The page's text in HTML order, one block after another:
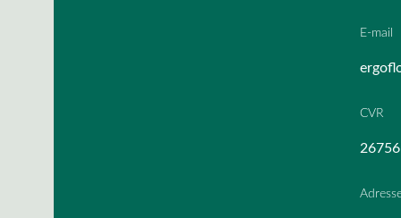
E-mail
CVR